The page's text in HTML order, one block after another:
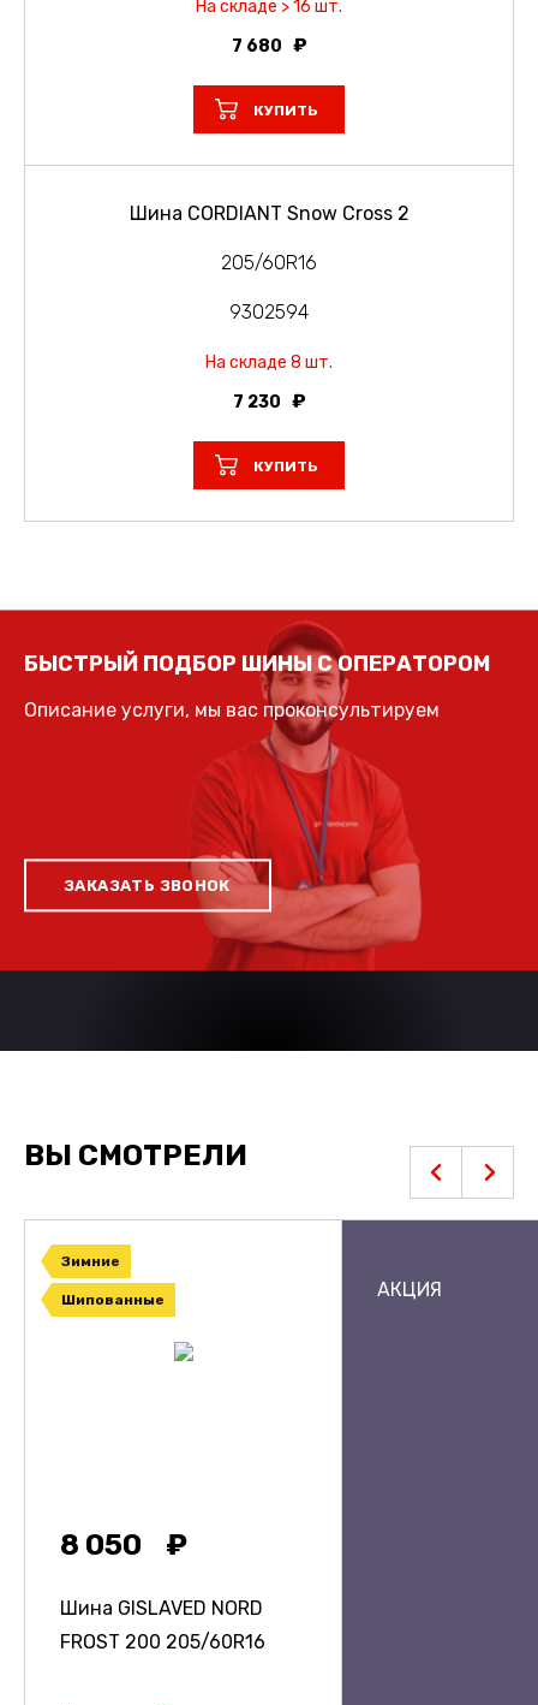
На складе > 16 шт.
7 680
КУПИТЬ
Шина CORDIANT Snow Cross 2
205/60R16
9302594
На складе 8 шт.
7 230
КУПИТЬ
БЫСТРЫЙ ПОДБОР ШИНЫ С ОПЕРАТОРОМ
Описание услуги, мы вас проконсультируем
ЗАКАЗАТЬ ЗВОНОК
ВЫ СМОТРЕЛИ
Зимние
Шипованные
8 050
Шина GISLAVED NORD
FROST 200 205/60R16
АКЦИЯ